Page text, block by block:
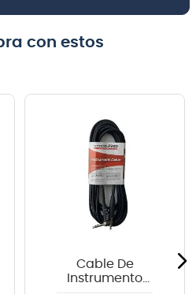
con estos
Cable De
Instrumento